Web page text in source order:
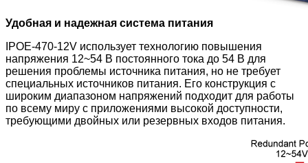
Удобная и надежная система питания
IPOE-470-12V использует технологию повышения
напряжения 12~54 В постоянного тока до 54 В для
решения проблемы источника питания, но не требует
специальных источников питания. Его конструкция с
широким диапазоном напряжений подходит для работы
по всему миру с приложениями высокой доступности,
требующими двойных или резервных входов питания.